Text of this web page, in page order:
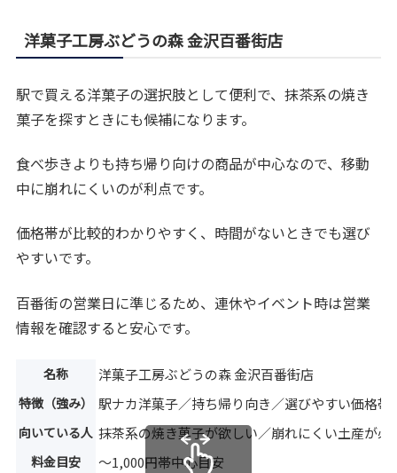
洋菓子工房ぶどうの森 金沢百番街店
駅で買える洋菓子の選択肢として便利で、抹茶系の焼き
菓子を探すときにも候補になります。
食べ歩きよりも持ち帰り向けの商品が中心なので、移動
中に崩れにくいのが利点です。
価格帯が比較的わかりやすく、時間がないときでも選び
やすいです。
百番街の営業日に準じるため、連休やイベント時は営業
情報を確認すると安心です。
名称 洋菓子工房ぶどうの森 金沢百番街店
特徴（強み） 駅ナカ洋菓子／持ち帰り向き／選びやすい価格帯
向いている人 抹茶系の焼き菓子が欲しい／崩れにくい土産が必
料金目安 〜1,000円帯中心目安